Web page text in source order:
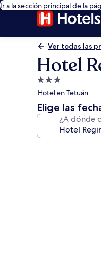
Ir a la sección principal de la
Ver todas las
Hotel
Propiedad
de
3.0
estrellas
Hotel en Tetuán
Elige las
¿A dónde